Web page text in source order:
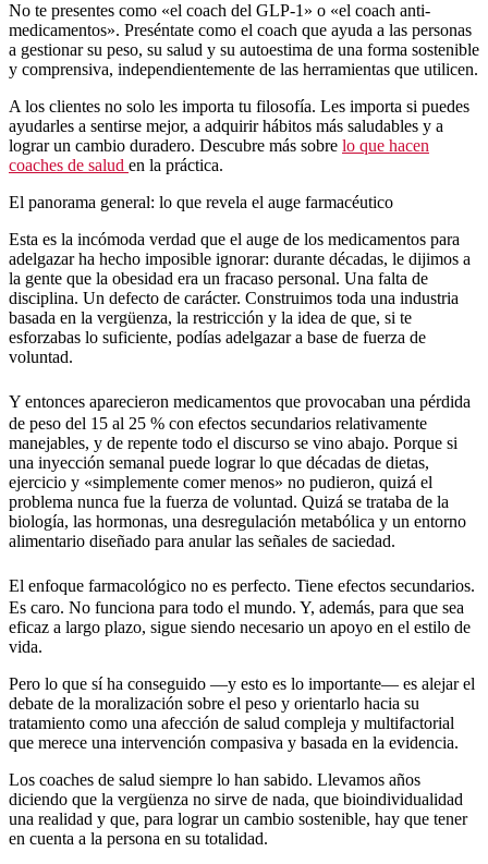
No te presentes como «el coach del GLP-1» o «el coach anti-
medicamentos». Preséntate como el coach que ayuda a las personas
a gestionar su peso, su salud y su autoestima de una forma sostenible
y comprensiva, independientemente de las herramientas que utilicen.
A los clientes no solo les importa tu filosofía. Les importa si puedes
ayudarles a sentirse mejor, a adquirir hábitos más saludables y a
lograr un cambio duradero. Descubre más sobre lo que hacen
coaches de salud en la práctica.
El panorama general: lo que revela el auge farmacéutico
Esta es la incómoda verdad que el auge de los medicamentos para
adelgazar ha hecho imposible ignorar: durante décadas, le dijimos a
la gente que la obesidad era un fracaso personal. Una falta de
disciplina. Un defecto de carácter. Construimos toda una industria
basada en la vergüenza, la restricción y la idea de que, si te
esforzabas lo suficiente, podías adelgazar a base de fuerza de
voluntad.
Y entonces aparecieron medicamentos que provocaban una pérdida
de peso del 15 al 25 % con efectos secundarios relativamente
manejables, y de repente todo el discurso se vino abajo. Porque si
una inyección semanal puede lograr lo que décadas de dietas,
ejercicio y «simplemente comer menos» no pudieron, quizá el
problema nunca fue la fuerza de voluntad. Quizá se trataba de la
biología, las hormonas, una desregulación metabólica y un entorno
alimentario diseñado para anular las señales de saciedad.
El enfoque farmacológico no es perfecto. Tiene efectos secundarios.
Es caro. No funciona para todo el mundo. Y, además, para que sea
eficaz a largo plazo, sigue siendo necesario un apoyo en el estilo de
vida.
Pero lo que sí ha conseguido —y esto es lo importante— es alejar el
debate de la moralización sobre el peso y orientarlo hacia su
tratamiento como una afección de salud compleja y multifactorial
que merece una intervención compasiva y basada en la evidencia.
Los coaches de salud siempre lo han sabido. Llevamos años
diciendo que la vergüenza no sirve de nada, que bioindividualidad
una realidad y que, para lograr un cambio sostenible, hay que tener
en cuenta a la persona en su totalidad.